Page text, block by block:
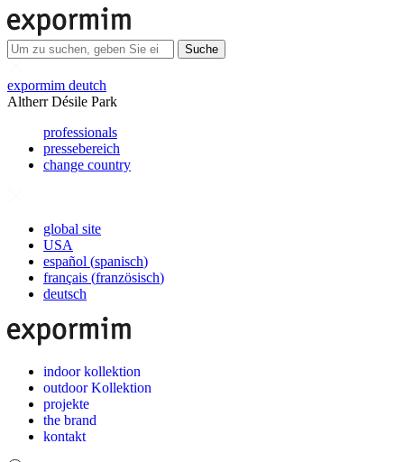
Suche
expormim deutch
Altherr Désile Park
professionals
pressebereich
change country
global site
USA
español (spanisch)
français (französisch)
deutsch
indoor kollektion
outdoor Kollektion
projekte
the brand
kontakt